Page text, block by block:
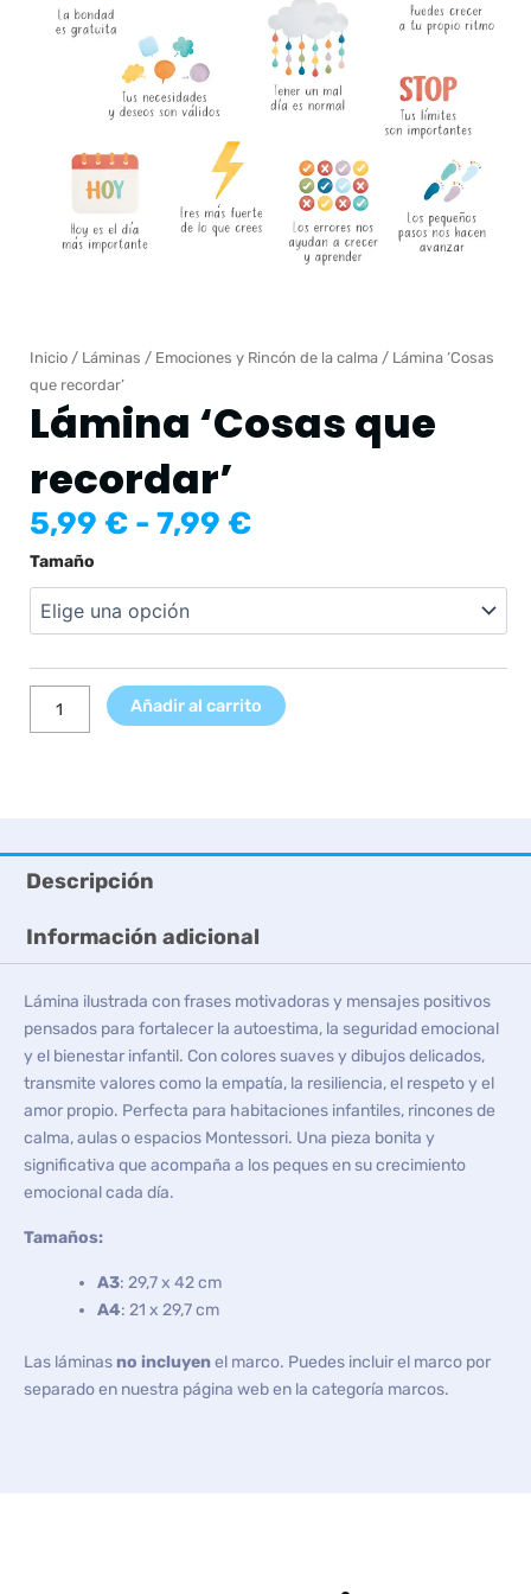
Inicio / Láminas / Emociones y Rincón de la calma / Lámina ‘Cosas
que recordar’
Lámina ‘Cosas que
recordar’
5,99 € - 7,99 €Rango
precios:
5,99 €
hasta
7,99 €
Tamaño
Lámina
'Cosas
que
recordar'
cantidad
Añadir al carrito
Descripción
Información adicional
Lámina ilustrada con frases motivadoras y mensajes positivos
pensados para fortalecer la autoestima, la seguridad emocional
y el bienestar infantil. Con colores suaves y dibujos delicados,
transmite valores como la empatía, la resiliencia, el respeto y el
amor propio. Perfecta para habitaciones infantiles, rincones de
calma, aulas o espacios Montessori. Una pieza bonita y
significativa que acompaña a los peques en su crecimiento
emocional cada día.
Tamaños:
A3: 29,7 x 42 cm
A4: 21 x 29,7 cm
Las láminas no incluyenel marco. Puedes incluir el marco por
separado en nuestra página web en la categoría marcos.